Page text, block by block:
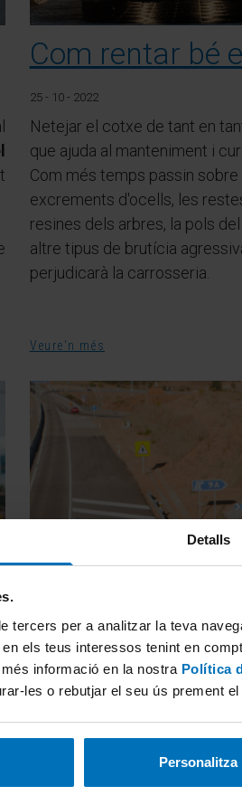
Detalls
tercers per a analitzar la teva
els teus interessos tenint en
informació en la nostra Política
les o rebutjar el seu ús prement
Personalitza
Com rentar bé
25 - 10 - 2022
Netejar el cotxe de tant en
que ajuda al manteniment i
Com més temps passin sobre
excrements d'ocells, les
resines dels arbres, la pols
altre tipus de brutícia
perjudicarà la carrosseria.
Veure'n més
Com
correctament a
l'autopista?
06 - 10 - 2022